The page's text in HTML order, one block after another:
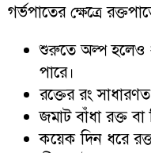
গর্ভপাতের ক্ষেত্রে
শুরুতে অল্প হলেও
পারে।
রক্তের রং
জমাট বাঁধা রক্ত বা
কয়েক দিন ধরে